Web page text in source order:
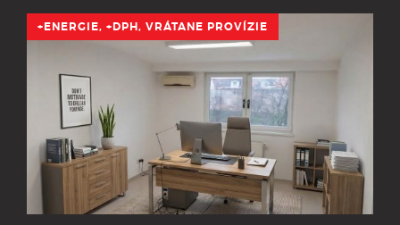
+ENERGIE, +DPH, VRÁTANE PROVÍZIE